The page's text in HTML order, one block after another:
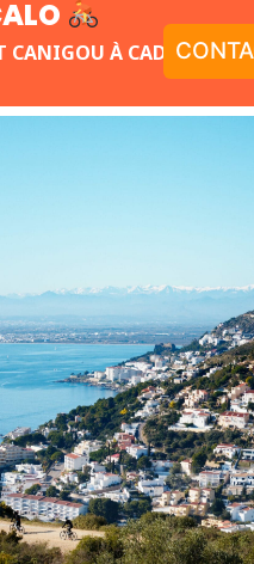
CANIGOU À CADAQUÈS